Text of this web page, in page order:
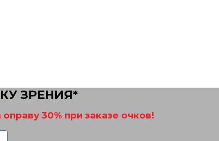
ЗРЕНИЯ*
30% при заказе очков!